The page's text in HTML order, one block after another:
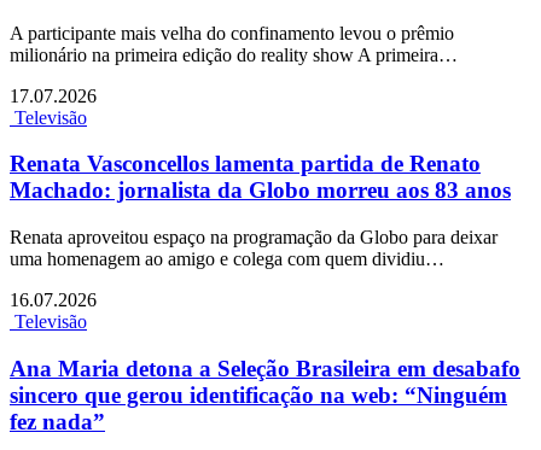
A participante mais velha do confinamento levou o prêmio
milionário na primeira edição do reality show A primeira…
17.07.2026
Televisão
Renata Vasconcellos lamenta partida de Renato
Machado: jornalista da Globo morreu aos 83 anos
Renata aproveitou espaço na programação da Globo para deixar
uma homenagem ao amigo e colega com quem dividiu…
16.07.2026
Televisão
Ana Maria detona a Seleção Brasileira em desabafo
sincero que gerou identificação na web: “Ninguém
fez nada”